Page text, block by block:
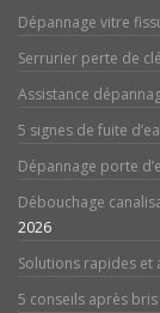
Dépannage vitre
Serrurier perte de
Assistance
5 signes de fuite
Dépannage porte
Débouchage
2026
Solutions rapides
5 conseils après